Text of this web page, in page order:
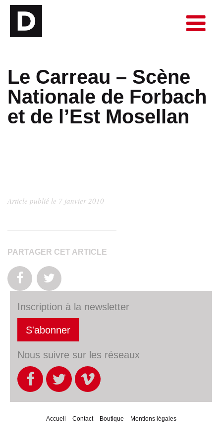
Le Carreau – Scène
Nationale de Forbach
et de l’Est Mosellan
Article publié le 7 janvier 2010
PARTAGER CET ARTICLE
Inscription à la newsletter
S'abonner
Nous suivre sur les réseaux
Accueil Contact Boutique Mentions légales